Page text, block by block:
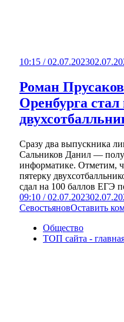
10:15 / 02.07.2023
Роман
Оренбурга
Сразу два выпускника
Сальников Данил —
информатике. Отметим,
пятерку
сдал на 100 баллов ЕГЭ
09:10 / 02.07.2023
СевостьяновОставить
Общество
ТОП сайта -